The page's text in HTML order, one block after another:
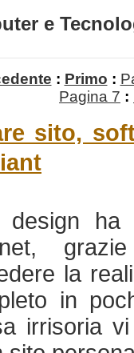
e
: Primo :
Pagina 7 :
sito,
design ha
la
in
irrisoria